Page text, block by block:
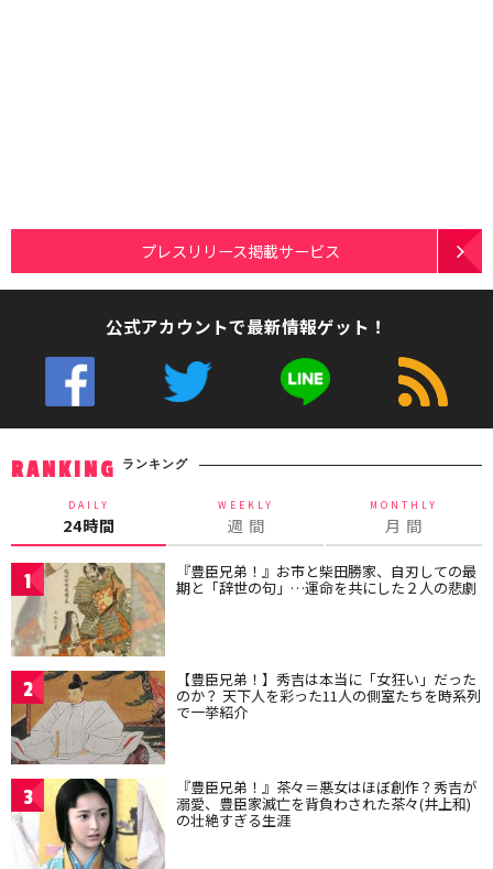
プレスリリース掲載サービス
公式アカウントで最新情報ゲット！
RANKING ランキング
DAILY
24時間
WEEKLY
週 間
MONTHLY
月 間
1 『豊臣兄弟！』お市と柴田勝家、自刃しての最
期と「辞世の句」…運命を共にした２人の悲劇
2 【豊臣兄弟！】秀吉は本当に「女狂い」だった
のか？ 天下人を彩った11人の側室たちを時系列
で一挙紹介
3 『豊臣兄弟！』茶々＝悪女はほぼ創作？秀吉が
溺愛、豊臣家滅亡を背負わされた茶々(井上和)
の壮絶すぎる生涯